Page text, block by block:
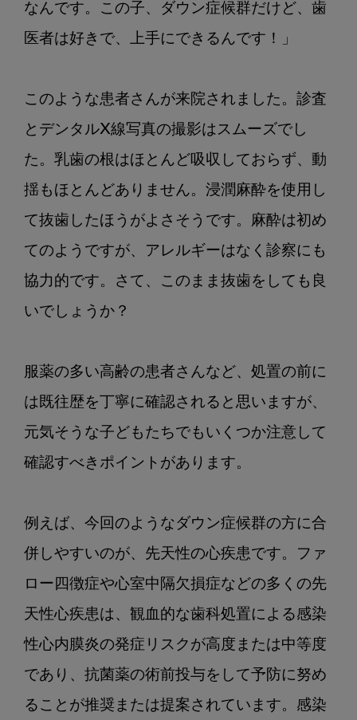
で
気
け
ほ
し
子
ど
の
全
疾
第
2
回：
先
性
患
なんです。この子、ダウン症候群だけど、歯
医者は好きで、上手にできるんです！」
このような患者さんが来院されました。診査
とデンタルX線写真の撮影はスムーズでし
た。乳歯の根はほとんど吸収しておらず、動
揺もほとんどありません。浸潤麻酔を使用し
て抜歯したほうがよさそうです。麻酔は初め
てのようですが、アレルギーはなく診察にも
協力的です。さて、このまま抜歯をしても良
いでしょうか？
服薬の多い高齢の患者さんなど、処置の前に
は既往歴を丁寧に確認されると思いますが、
元気そうな子どもたちでもいくつか注意して
確認すべきポイントがあります。
例えば、今回のようなダウン症候群の方に合
併しやすいのが、先天性の心疾患です。ファ
ロー四徴症や心室中隔欠損症などの多くの先
天性心疾患は、観血的な歯科処置による感染
性心内膜炎の発症リスクが高度または中等度
であり、抗菌薬の術前投与をして予防に努め
ることが推奨または提案されています。感染